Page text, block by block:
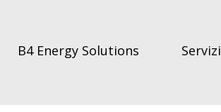
B4 Energy Solutions Servizi